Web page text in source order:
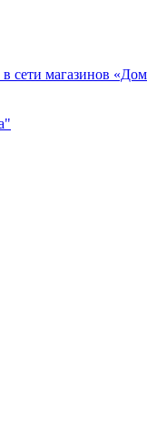
сети магазинов «Дом